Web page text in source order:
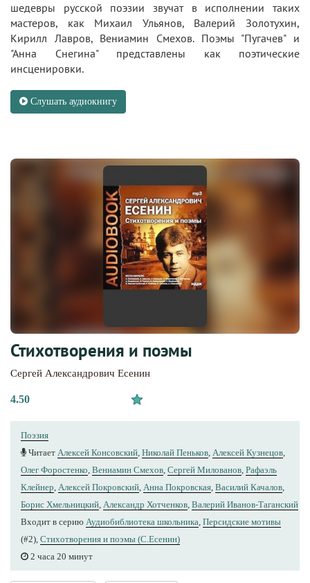
шедевры русской поэзии звучат в исполнении таких
мастеров, как Михаил Ульянов, Валерий Золотухин,
Кирилл Лавров, Вениамин Смехов. Поэмы "Пугачев" и
"Анна Снегина" представлены как поэтические
инсценировки.
Слушать аудиокнигу
Стихотворения и поэмы
Сергей Александрович Есенин
4.50
Поэзия
Читает Алексей Консовский, Николай Пеньков, Алексей Кузнецов,
Олег Форостенко, Вениамин Смехов, Сергей Милованов, Рафаэль
Клейнер, Алексей Покровский, Анна Покровская, Василий Качалов,
Борис Хмельницкий, Александр Хотченков, Валерий Иванов-Таганский
Входит в серию Аудиобиблиотека школьника, Персидские мотивы
(#2), Стихотворения и поэмы (С.Есенин)
2 часа 20 минут